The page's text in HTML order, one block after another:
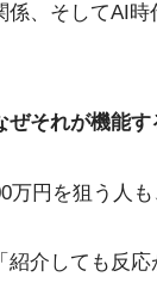
、そしてAI
ぜそれが機能す
円を狙う人
介しても反応